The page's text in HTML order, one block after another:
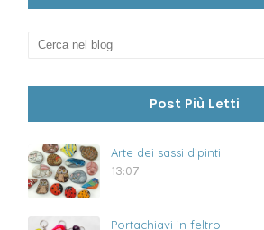
Post Più Letti
Arte dei sassi dipinti
13:07
Portachiavi in feltro